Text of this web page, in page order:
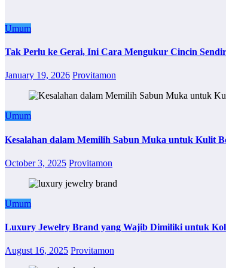
Umum
Tak Perlu ke Gerai, Ini Cara Mengukur Cincin
January 19, 2026 Provitamon
Umum
Kesalahan dalam Memilih Sabun Muka untuk Kulit
October 3, 2025 Provitamon
Umum
Luxury Jewelry Brand yang Wajib Dimiliki untuk
August 16, 2025 Provitamon